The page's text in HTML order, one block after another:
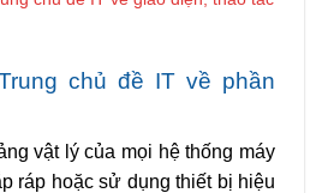
chủ đề IT về phần
vật lý của mọi hệ thống máy
ráp hoặc sử dụng thiết bị hiệu